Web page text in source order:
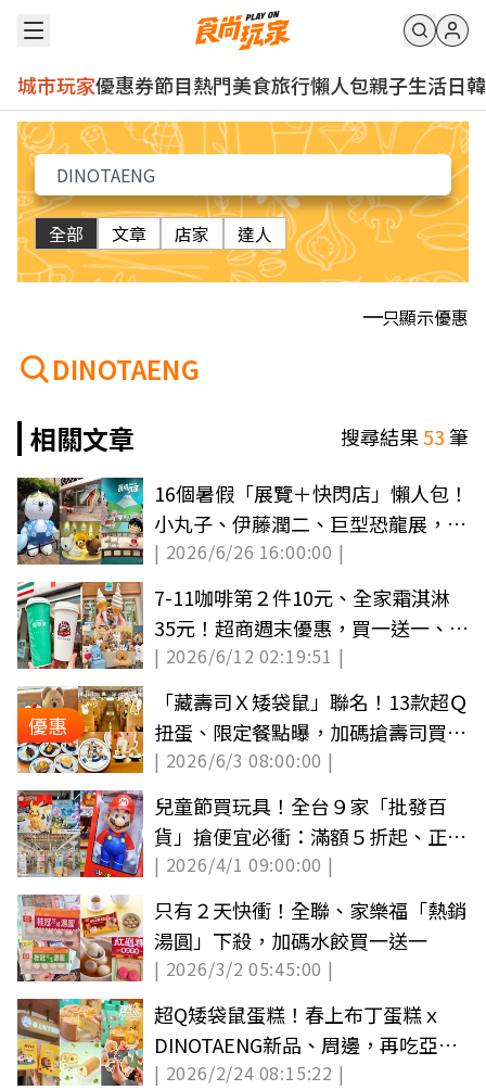
城市玩家優惠券節目熱門美食旅行懶人包親子生活日韓
全部 文章 店家 達人
只顯示優惠
DINOTAENG
相關文章
搜尋結果53筆
16個暑假「展覽＋快閃店」懶人包！
小丸子、伊藤潤二、巨型恐龍展，櫻
花哆啦免費拍
| 2026/6/26 16:00:00 |
7-11咖啡第２件10元、全家霜淇淋
35元！超商週末優惠，買一送一、矮
袋鼠集點
| 2026/6/12 02:19:51 |
優惠
「藏壽司Ｘ矮袋鼠」聯名！13款超Ｑ
扭蛋、限定餐點曝，加碼搶壽司買一
送一
| 2026/6/3 08:00:00 |
兒童節買玩具！全台９家「批發百
貨」搶便宜必衝：滿額５折起、正版
卡通商品
| 2026/4/1 09:00:00 |
只有２天快衝！全聯、家樂福「熱銷
湯圓」下殺，加碼水餃買一送一
| 2026/3/2 05:45:00 |
超Q矮袋鼠蛋糕！春上布丁蛋糕ｘ
DINOTAENG新品、周邊，再吃亞尼
克抹茶季
| 2026/2/24 08:15:22 |